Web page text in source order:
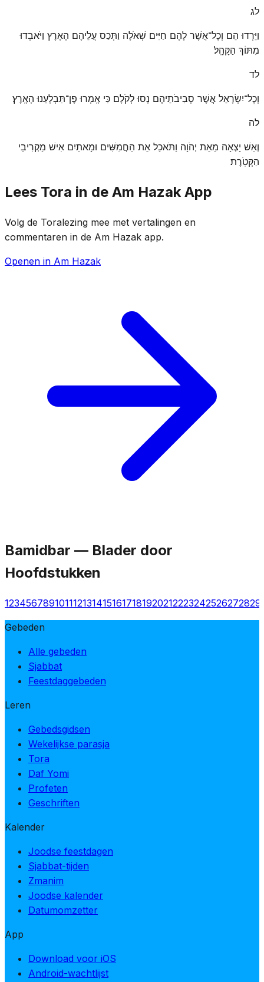
לג
וַיֵּרְדוּ הֵם וְכׇל־אֲשֶׁר לָהֶם חַיִּים שְׁאֹלָה וַתְּכַס עֲלֵיהֶם הָאָרֶץ וַיֹּאבְדוּ
מִתּוֹךְ הַקָּהָֽל׃
לד
וְכׇל־יִשְׂרָאֵל אֲשֶׁר סְבִיבֹתֵיהֶם נָסוּ לְקֹלָם כִּי אָֽמְרוּ פֶּן־תִּבְלָעֵנוּ הָאָֽרֶץ׃
לה
וְאֵשׁ יָצְאָה מֵאֵת יְהֹוָה וַתֹּאכַל אֵת הַחֲמִשִּׁים וּמָאתַיִם אִישׁ מַקְרִיבֵי
הַקְּטֹֽרֶת׃
Lees Tora in de Am Hazak App
Volg de Toralezing mee met vertalingen en
commentaren in de Am Hazak app.
Openen in Am Hazak
Bamidbar — Blader door
Hoofdstukken
1234567891011121314151617181920212223242526272829
Gebeden
Alle gebeden
Sjabbat
Feestdaggebeden
Leren
Gebedsgidsen
Wekelijkse parasja
Tora
Daf Yomi
Profeten
Geschriften
Kalender
Joodse feestdagen
Sjabbat-tijden
Zmanim
Joodse kalender
Datumomzetter
App
Download voor iOS
Android-wachtlijst